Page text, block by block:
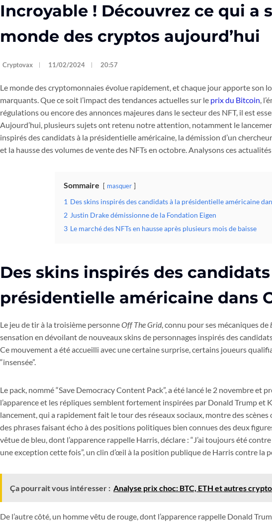
Incroyable ! Découvrez ce qui a
monde des cryptos aujourd’hui
Cryptovax 11/02/2024 20:57
Le monde des cryptomonnaies évolue rapidement, et chaque jour apporte son
marquants. Que ce soit l’impact des tendances actuelles sur le prix du Bitcoin ,
régulations ou encore des annonces majeures dans le secteur des NFT, il est
Aujourd’hui, plusieurs sujets ont retenu notre attention, notamment le
inspirés des candidats à la présidentielle américaine, la démission d’un
et la hausse des volumes de vente des NFTs en octobre. Analysons ces actualités
Sommaire masquer
1 Des skins inspirés des candidats à la présidentielle américaine
2 Justin Drake démissionne de la Fondation Eigen
3 Le marché des NFTs en hausse après plusieurs mois de baisse
Des skins inspirés des
présidentielle américaine dans
Le jeu de tir à la troisième personneOff The Grid, connu pour ses mécaniques de
sensation en dévoilant de nouveaux skins de personnages inspirés des
Ce mouvement a été accueilli avec une certaine surprise, certains joueurs
“insensée”.
Le pack, nommé “Save Democracy Content Pack”, a été lancé le 2 novembre et
l’apparence et les répliques semblent fortement inspirées par Donald Trump et
lancement, qui a rapidement fait le tour des réseaux sociaux, montre des
des phrases faisant écho à des positions politiques bien connues des deux
vêtue de bleu, dont l’apparence rappelle Harris, déclare : “J’ai toujours été
une exception cette fois”, un clin d’œil à la position publique de Harris contre la
Ça pourrait vous intéresser : Analyse prix choc: BTC, ETH et autres
De l’autre côté, un homme vêtu de rouge, dont l’apparence rappelle Donald